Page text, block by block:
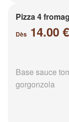
Pizza 4
Dès 14.00 €
Base sauce
gorgonzola